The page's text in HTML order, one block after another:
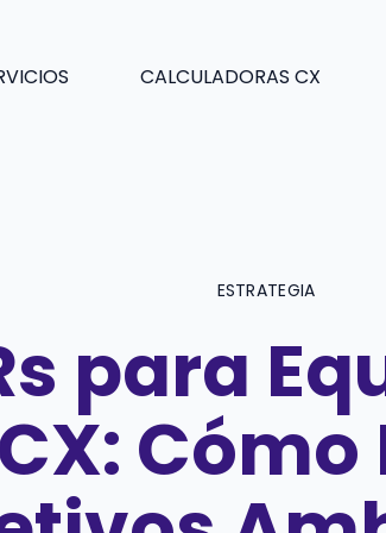
CALCULADORAS CX
ESTRATEGIA
para
CX: Cómo